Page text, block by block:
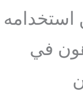
استخدامه
في